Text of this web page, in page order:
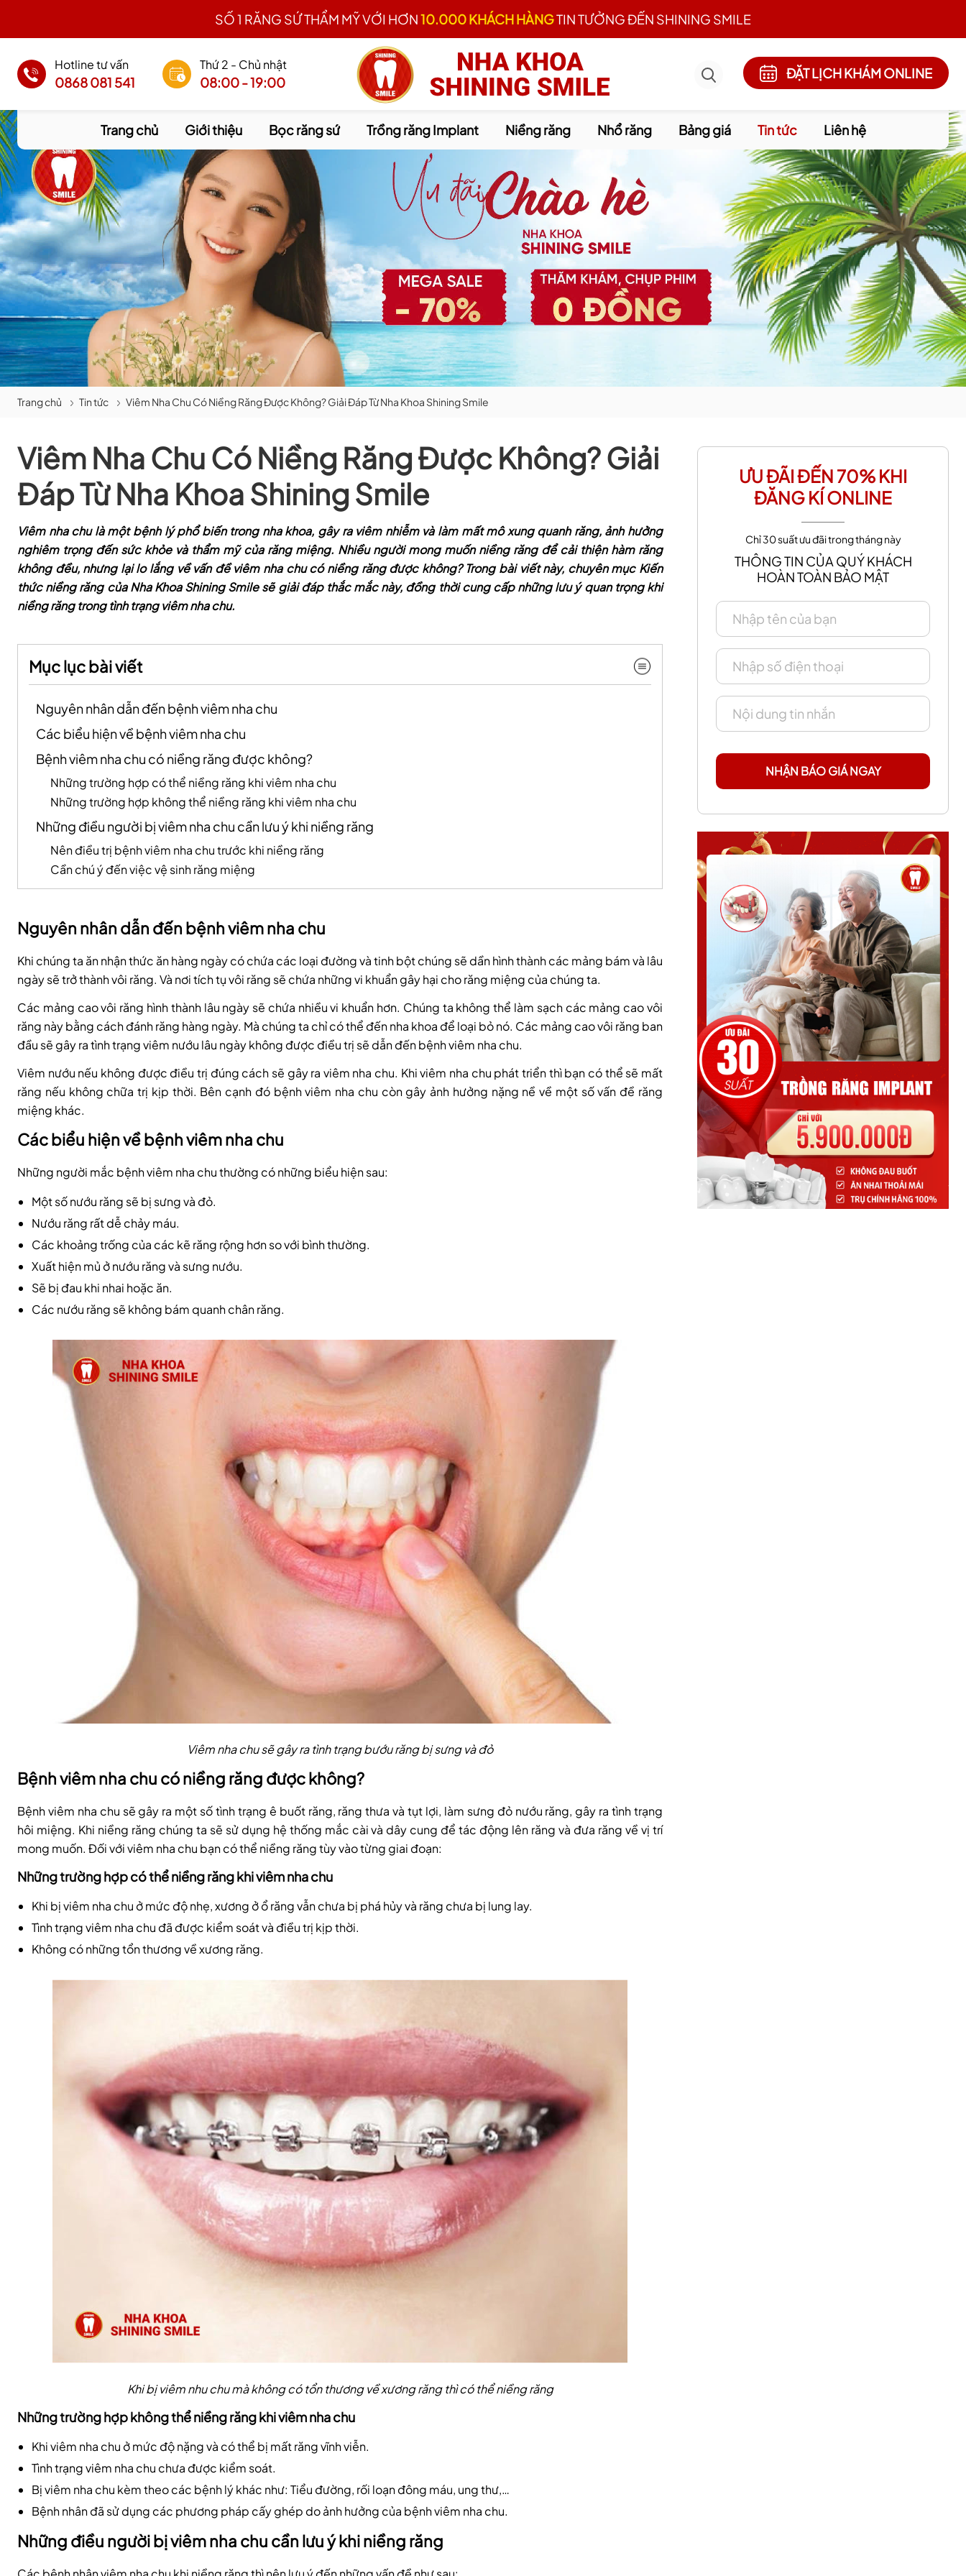
SỐ 1 RĂNG SỨ THẨM MỸ VỚI HƠN10.000 KHÁCH HÀNGTIN TƯỞNG ĐẾN SHINING SMILE
Hotline tư vấn
0868 081 541
Thứ 2 - Chủ nhật
08:00 - 19:00
ĐẶT LỊCH KHÁM ONLINE
Trang chủ Giới thiệu Bọc răng sứ Trồng răng Implant Niềng răng Nhổ răng Bảng giá Tin tức Liên hệ
Trang chủ Tin tức Viêm Nha Chu Có Niềng Răng Được Không? Giải Đáp Từ Nha Khoa Shining Smile
Viêm Nha Chu Có Niềng Răng Được Không? Giải
Đáp Từ Nha Khoa Shining Smile
Viêm nha chu là một bệnh lý phổ biến trong nha khoa, gây ra viêm nhiễm và làm mất mô xung quanh răng, ảnh hưởng
nghiêm trọng đến sức khỏe và thẩm mỹ của răng miệng. Nhiều người mong muốn niềng răng để cải thiện hàm răng
không đều, nhưng lại lo lắng về vấn đề viêm nha chu có niềng răng được không? Trong bài viết này, chuyên mục Kiến
thức niềng răng của Nha Khoa Shining Smile sẽ giải đáp thắc mắc này, đồng thời cung cấp những lưu ý quan trọng khi
niềng răng trong tình trạng viêm nha chu.
Mục lục bài viết
Nguyên nhân dẫn đến bệnh viêm nha chu
Các biểu hiện về bệnh viêm nha chu
Bệnh viêm nha chu có niềng răng được không?
Những trường hợp có thể niềng răng khi viêm nha chu
Những trường hợp không thể niềng răng khi viêm nha chu
Những điều người bị viêm nha chu cần lưu ý khi niềng răng
Nên điều trị bệnh viêm nha chu trước khi niềng răng
Cần chú ý đến việc vệ sinh răng miệng
Nguyên nhân dẫn đến bệnh viêm nha chu
Khi chúng ta ăn nhận thức ăn hàng ngày có chứa các loại đường và tinh bột chúng sẽ dần hình thành các mảng bám và lâu
ngày sẽ trở thành vôi răng. Và nơi tích tụ vôi răng sẽ chứa những vi khuẩn gây hại cho răng miệng của chúng ta.
Các mảng cao vôi răng hình thành lâu ngày sẽ chứa nhiều vi khuẩn hơn. Chúng ta không thể làm sạch các mảng cao vôi
răng này bằng cách đánh răng hàng ngày. Mà chúng ta chỉ có thể đến nha khoa để loại bỏ nó. Các mảng cao vôi răng ban
đầu sẽ gây ra tình trạng viêm nướu lâu ngày không được điều trị sẽ dẫn đến bệnh viêm nha chu.
Viêm nướu nếu không được điều trị đúng cách sẽ gây ra viêm nha chu. Khi viêm nha chu phát triển thì bạn có thể sẽ mất
răng nếu không chữa trị kịp thời. Bên cạnh đó bệnh viêm nha chu còn gây ảnh hưởng nặng nề về một số vấn đề răng
miệng khác.
Các biểu hiện về bệnh viêm nha chu
Những người mắc bệnh viêm nha chu thường có những biểu hiện sau:
Một số nướu răng sẽ bị sưng và đỏ.
Nướu răng rất dễ chảy máu.
Các khoảng trống của các kẽ răng rộng hơn so với bình thường.
Xuất hiện mủ ở nướu răng và sưng nướu.
Sẽ bị đau khi nhai hoặc ăn.
Các nướu răng sẽ không bám quanh chân răng.
Viêm nha chu sẽ gây ra tình trạng bướu răng bị sưng và đỏ
Bệnh viêm nha chu có niềng răng được không?
Bệnh viêm nha chu sẽ gây ra một số tình trạng ê buốt răng, răng thưa và tụt lợi, làm sưng đỏ nướu răng, gây ra tình trạng
hôi miệng. Khi niềng răng chúng ta sẽ sử dụng hệ thống mắc cài và dây cung để tác động lên răng và đưa răng về vị trí
mong muốn. Đối với viêm nha chu bạn có thể niềng răng tùy vào từng giai đoạn:
Những trường hợp có thể niềng răng khi viêm nha chu
Khi bị viêm nha chu ở mức độ nhẹ, xương ở ổ răng vẫn chưa bị phá hủy và răng chưa bị lung lay.
Tình trạng viêm nha chu đã được kiểm soát và điều trị kịp thời.
Không có những tổn thương về xương răng.
Khi bị viêm nhu chu mà không có tổn thương về xương răng thì có thể niềng răng
Những trường hợp không thể niềng răng khi viêm nha chu
Khi viêm nha chu ở mức độ nặng và có thể bị mất răng vĩnh viễn.
Tình trạng viêm nha chu chưa được kiểm soát.
Bị viêm nha chu kèm theo các bệnh lý khác như: Tiểu đường, rối loạn đông máu, ung thư,…
Bệnh nhân đã sử dụng các phương pháp cấy ghép do ảnh hưởng của bệnh viêm nha chu.
Những điều người bị viêm nha chu cần lưu ý khi niềng răng
ƯU ĐÃI ĐẾN 70% KHI
ĐĂNG KÍ ONLINE
Chỉ 30 suất ưu đãi trong tháng này
THÔNG TIN CỦA QUÝ KHÁCH
HOÀN TOÀN BẢO MẬT
NHẬN BÁO GIÁ NGAY